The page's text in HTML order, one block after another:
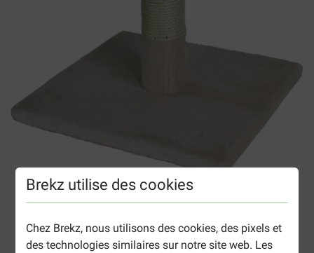
Brekz utilise des cookies
Chez Brekz, nous utilisons des cookies, des pixels et
des technologies similaires sur notre site web. Les
Griffoir Galaxy pour chat